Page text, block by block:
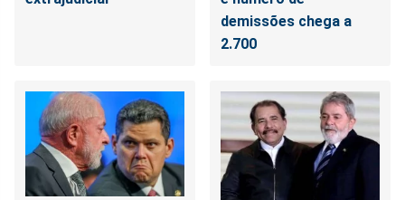
demissões chega a
2.700